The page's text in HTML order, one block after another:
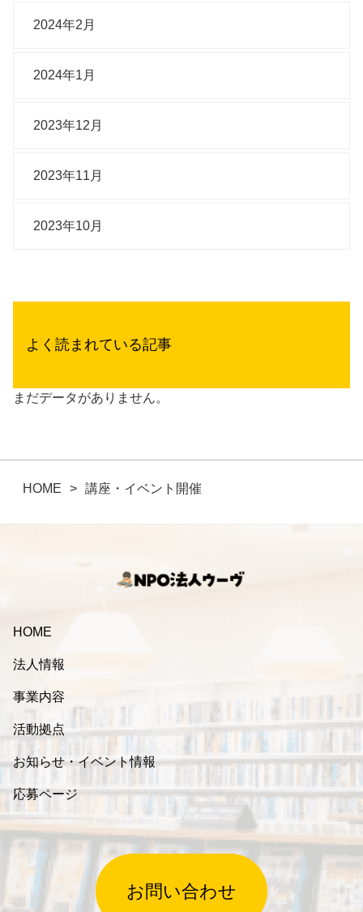
2024年2月
2024年1月
2023年12月
2023年11月
2023年10月
よく読まれている記事
まだデータがありません。
HOME 講座・イベント開催
HOME
法人情報
事業内容
活動拠点
お知らせ・イベント情報
応募ページ
お問い合わせ